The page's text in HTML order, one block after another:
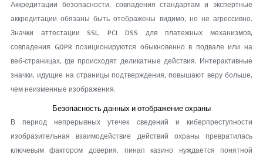
Аккредитации безопасности, совпадения стандартам и экспертные
аккредитации обязаны быть отображены видимо, но не агрессивно.
Значки аттестации SSL, PCI DSS для платежных механизмов,
совпадения GDPR позиционируются обыкновенно в подвале или на
веб-страницах, где происходят деликатные действия. Интерактивные
значки, идущие на страницы подтверждения, повышают веру больше,
чем неизменные изображения.
Безопасность данных и отображение охраны
В период непрерывных утечек сведений и киберпреступности
изобразительная взаимодействие действий охраны превратилась
ключевым фактором доверия. пинап казино нуждается понятной